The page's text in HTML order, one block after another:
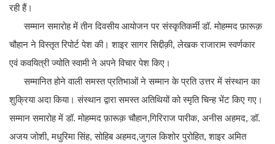
रही हैं।
सम्मान समारोह में तीन दिवसीय आयोजन पर संस्कृतिकर्मी डॉ. मोहम्मद फ़ारूक़
चौहान ने विस्तृत रिपोर्ट पेश की। शाइर सागर सिद्दीक़ी, लेखक राजाराम स्वर्णकार
एवं कवयित्री ज्योति स्वामी ने अपने विचार पेश किए।
सम्मानित होने वाली समस्त प्रतिभाओं ने सम्मान के प्रति उत्तर में संस्थान का
शुक्रिया अदा किया। संस्थान द्वारा समस्त अतिथियों को स्मृति चिन्ह भेंट किए गए।
सम्मान समारोह में डॉ. मोहम्मद फ़ारूक़ चौहान,गिरिराज पारीक, अनीस अहमद, डॉ.
अजय जोशी, मधुरिमा सिंह, सोहिब अहमद,जुगल किशोर पुरोहित, शाइर अमित